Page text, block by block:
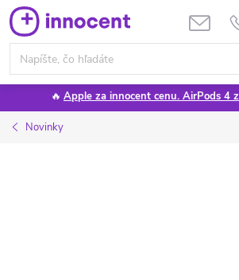
Prejsť
na
obsah
🔥 Apple za innocent cenu. AirPods 4
Novinky